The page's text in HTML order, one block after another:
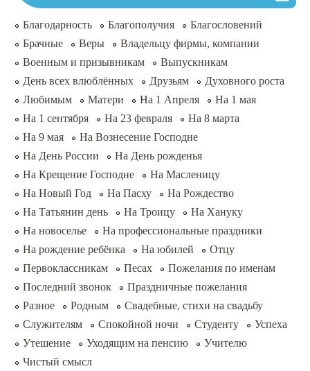
Благодарность Благополучия
Благословений
Брачные
Веры
Владельцу фирмы, компании
Военным и призывникам
Выпускникам
День всех влюблённых
Друзьям
Духовного роста
Любимым
Матери На 1 Апреля
На 1 мая
На 1 сентября
На 23 февраля
На 8 марта
На 9 мая
На Вознесение Господне
На День России
На День рожденья
На Крещение Господне
На Масленицу
На Новый Год
На Пасху
На Рождество
На Татьянин день
На Троицу
На Хануку
На новоселье
На профессиональные праздники
На рождение ребёнка
На юбилей
Отцу
Первоклассникам
Песах
Пожелания по именам
Последний звонок
Праздничные пожелания
Разное
Родным
Свадебные, стихи на свадьбу
Служителям
Спокойной ночи Студенту
Успеха
Утешение
Уходящим на пенсию
Учителю
Чистый смысл